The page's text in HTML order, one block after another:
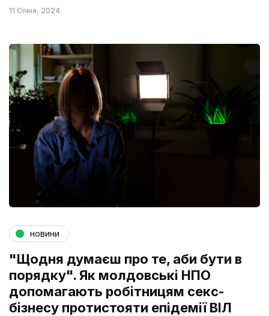
11 Січня, 2024
новини
"Щодня думаєш про те, аби бути в
порядку". Як молдовські НПО
допомагають робітницям секс-
бізнесу протистояти епідемії ВІЛ